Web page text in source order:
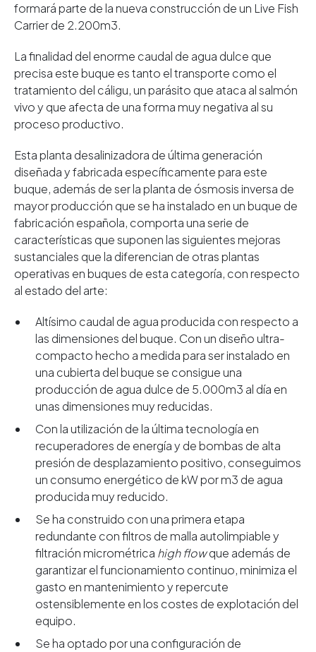
formará parte de la nueva construcción de un Live Fish
Carrier de 2.200m3.
La finalidad del enorme caudal de agua dulce que
precisa este buque es tanto el transporte como el
tratamiento del cáligu, un parásito que ataca al salmón
vivo y que afecta de una forma muy negativa al su
proceso productivo.
Esta planta desalinizadora de última generación
diseñada y fabricada específicamente para este
buque, además de ser la planta de ósmosis inversa de
mayor producción que se ha instalado en un buque de
fabricación española, comporta una serie de
características que suponen las siguientes mejoras
sustanciales que la diferencian de otras plantas
operativas en buques de esta categoría, con respecto
al estado del arte:
Altísimo caudal de agua producida con respecto a
las dimensiones del buque. Con un diseño ultra-
compacto hecho a medida para ser instalado en
una cubierta del buque se consigue una
producción de agua dulce de 5.000m3 al día en
unas dimensiones muy reducidas.
Con la utilización de la última tecnología en
recuperadores de energía y de bombas de alta
presión de desplazamiento positivo, conseguimos
un consumo energético de kW por m3 de agua
producida muy reducido.
Se ha construido con una primera etapa
redundante con filtros de malla autolimpiable y
filtración micrométrica high flowque además de
garantizar el funcionamiento continuo, minimiza el
gasto en mantenimiento y repercute
ostensiblemente en los costes de explotación del
equipo.
Se ha optado por una configuración de